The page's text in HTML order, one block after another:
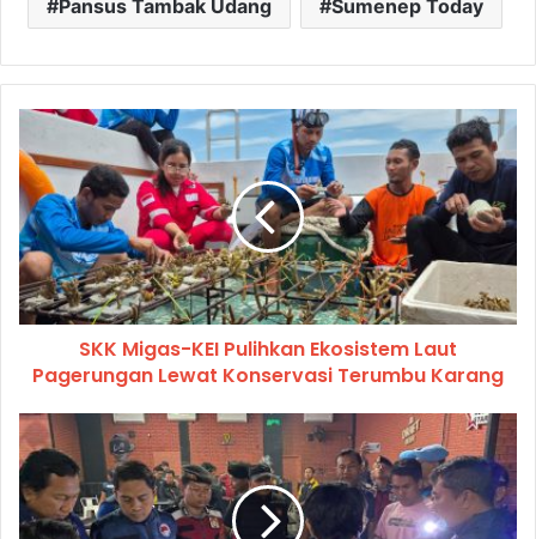
Pansus Tambak Udang Sumenep Today
SKK Migas-KEI Pulihkan Ekosistem Laut
Pagerungan Lewat Konservasi Terumbu Karang